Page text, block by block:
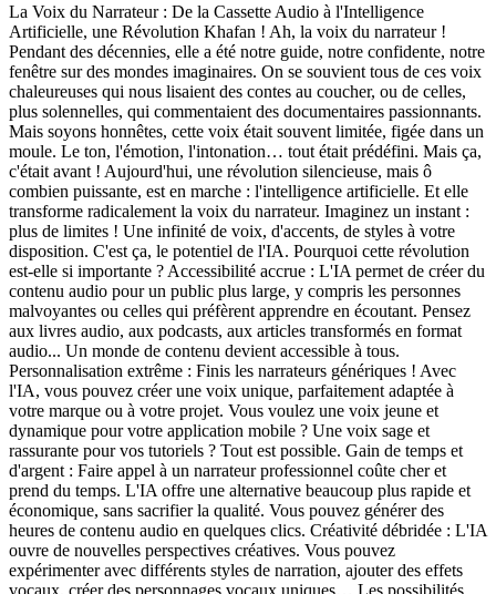
La Voix du Narrateur : De la Cassette Audio à l'Intelligence
Artificielle, une Révolution Khafan ! Ah, la voix du narrateur !
Pendant des décennies, elle a été notre guide, notre confidente, notre
fenêtre sur des mondes imaginaires. On se souvient tous de ces voix
chaleureuses qui nous lisaient des contes au coucher, ou de celles,
plus solennelles, qui commentaient des documentaires passionnants.
Mais soyons honnêtes, cette voix était souvent limitée, figée dans un
moule. Le ton, l'émotion, l'intonation… tout était prédéfini. Mais ça,
c'était avant ! Aujourd'hui, une révolution silencieuse, mais ô
combien puissante, est en marche : l'intelligence artificielle. Et elle
transforme radicalement la voix du narrateur. Imaginez un instant :
plus de limites ! Une infinité de voix, d'accents, de styles à votre
disposition. C'est ça, le potentiel de l'IA. Pourquoi cette révolution
est-elle si importante ? Accessibilité accrue : L'IA permet de créer du
contenu audio pour un public plus large, y compris les personnes
malvoyantes ou celles qui préfèrent apprendre en écoutant. Pensez
aux livres audio, aux podcasts, aux articles transformés en format
audio... Un monde de contenu devient accessible à tous.
Personnalisation extrême : Finis les narrateurs génériques ! Avec
l'IA, vous pouvez créer une voix unique, parfaitement adaptée à
votre marque ou à votre projet. Vous voulez une voix jeune et
dynamique pour votre application mobile ? Une voix sage et
rassurante pour vos tutoriels ? Tout est possible. Gain de temps et
d'argent : Faire appel à un narrateur professionnel coûte cher et
prend du temps. L'IA offre une alternative beaucoup plus rapide et
économique, sans sacrifier la qualité. Vous pouvez générer des
heures de contenu audio en quelques clics. Créativité débridée : L'IA
ouvre de nouvelles perspectives créatives. Vous pouvez
expérimenter avec différents styles de narration, ajouter des effets
vocaux, créer des personnages vocaux uniques… Les possibilités